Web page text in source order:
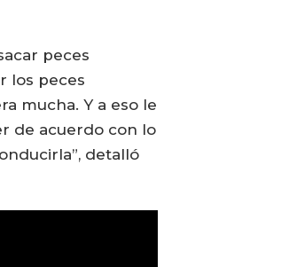
peces
los peces
mucha. Y a eso le
de acuerdo con lo
detalló